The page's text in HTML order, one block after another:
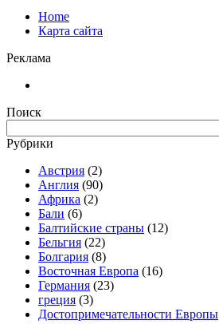
Home
Карта сайта
Реклама
Поиск
Рубрики
Австрия (2)
Англия (90)
Африка (2)
Бали (6)
Балтийские страны (12)
Бельгия (22)
Болгария (8)
Восточная Европа (16)
Германия (23)
греция (3)
Достопримечательности Европы